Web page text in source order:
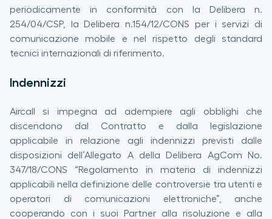
periodicamente in conformità con la Delibera n.
254/04/CSP, la Delibera n.154/12/CONS per i servizi di
comunicazione mobile e nel rispetto degli standard
tecnici internazionali di riferimento.
Indennizzi
Aircall si impegna ad adempiere agli obblighi che
discendono dal Contratto e dalla legislazione
applicabile in relazione agli indennizzi previsti dalle
disposizioni dell’Allegato A della Delibera AgCom No.
347/18/CONS “Regolamento in materia di indennizzi
applicabili nella definizione delle controversie tra utenti e
operatori di comunicazioni elettroniche”, anche
cooperando con i suoi Partner alla risoluzione e alla